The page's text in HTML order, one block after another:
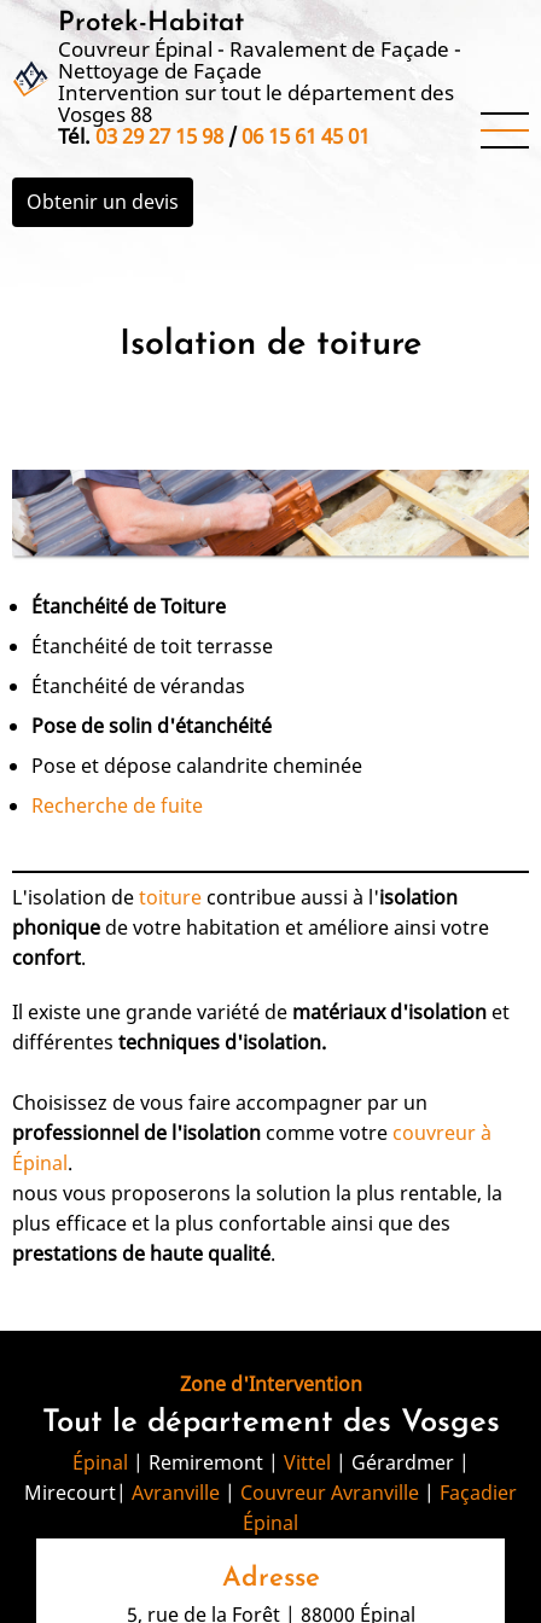
Aller
contenu
principal
Protek-Habitat
Couvreur Épinal - Ravalement de Façade -
Nettoyage de Façade
Intervention sur tout le département des
Vosges 88
Tél.03 29 27 15 98/06 15 61 45 01
Obtenir un devis
Isolation de toiture
Étanchéité de Toiture
Étanchéité de toit terrasse
Étanchéité de vérandas
Pose de solin d'étanchéité
Pose et dépose calandrite cheminée
Recherche de fuite
L'isolation detoiturecontribue aussi à l'isolation
phonique de votre habitation et améliore ainsi votre
confort.
Il existe une grande variété de matériaux d'isolation et
différentes techniques d'isolation.
Choisissez de vous faire accompagner par un
professionnel de l'isolationcomme votre couvreur à
Épinal.
nous vous proposerons la solution la plus rentable, la
plus efficace et la plus confortable ainsi que des
prestations de haute qualité.
Zone d'Intervention
Tout le département des Vosges
Épinal | Remiremont | Vittel | Gérardmer |
Mirecourt| Avranville | Couvreur Avranville | Façadier
Épinal
Adresse
5, rue de la Forêt | 88000 Épinal